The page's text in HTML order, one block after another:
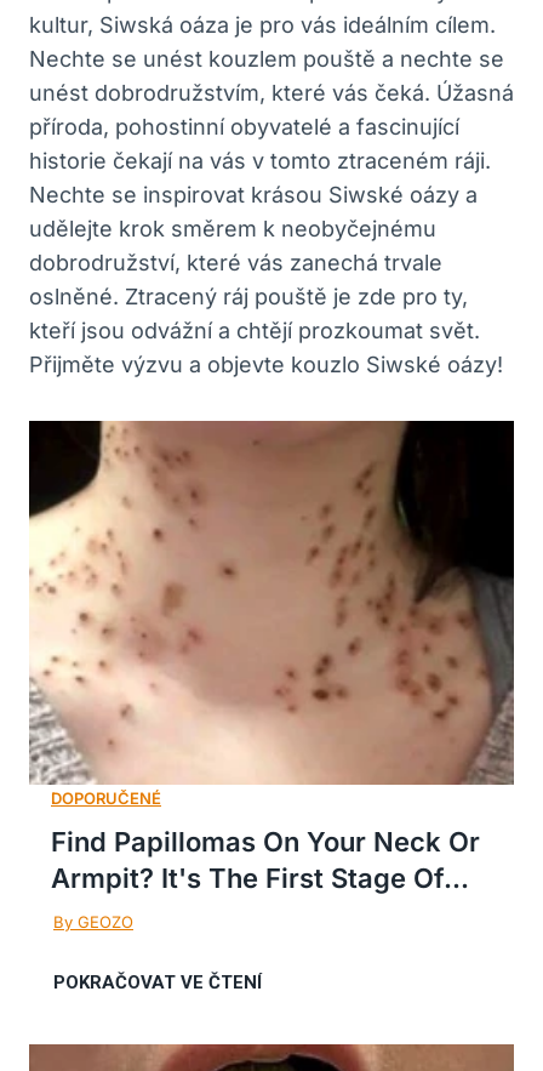
kultur, Siwská oáza je pro vás ideálním cílem.
Nechte se unést kouzlem pouště a nechte se
unést dobrodružstvím, které vás čeká. Úžasná
příroda, pohostinní obyvatelé a fascinující
historie čekají na vás v tomto ztraceném ráji.
Nechte se inspirovat krásou Siwské oázy a
udělejte krok směrem k neobyčejnému
dobrodružství, které vás zanechá trvale
oslněné. Ztracený ráj pouště je zde pro ty,
kteří jsou odvážní a chtějí prozkoumat svět.
Přijměte výzvu a objevte kouzlo Siwské oázy!
Find Papillomas On Your Neck Or
Armpit? It's The First Stage Of...